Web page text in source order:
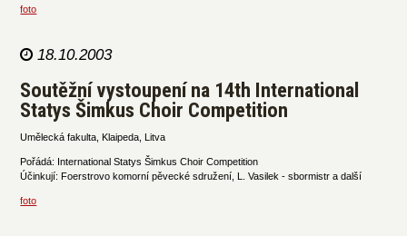
foto
18.10.2003
Soutěžní vystoupení na 14th International
Statys Šimkus Choir Competition
Umělecká fakulta, Klaipeda, Litva
Pořádá: International Statys Šimkus Choir Competition
Účinkují: Foerstrovo komorní pěvecké sdružení, L. Vasilek - sbormistr a další
foto